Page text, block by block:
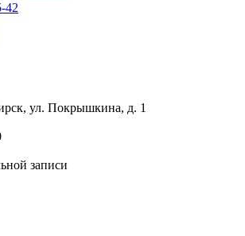
42
ул. Покрышкина, д. 1
записи